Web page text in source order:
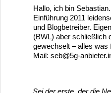
Hallo, ich bin
Einführung 2011
und Blogbetreiber.
(BWL) aber schließlich
gewechselt – alles was
Mail: seb@5g-
Sei der erste, der die